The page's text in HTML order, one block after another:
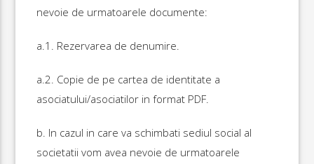
nevoie de urmatoarele documente:
a.1. Rezervarea de denumire.
a.2. Copie de pe cartea de identitate a
asociatului/asociatilor in format PDF.
b. In cazul in care va schimbati sediul social al
societatii vom avea nevoie de urmatoarele